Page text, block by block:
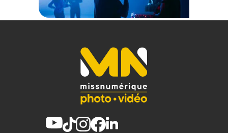
Vos précieuses optiques et votre matériel informatique
méritent une protection absolue lors de vos déplacements.
aux caprices météorologiques, cette superbe déclinaison
Urban Rust tire parti de tissus recyclés certifiés Bluesign
couplés à un traitement hydrofuge haute performance sans
PFAS. En cas d'averse torrentielle, la housse étanche aux
coutures scellées se déploie en quelques secondes pour
ériger une barrière impénétrable.
Caractéristiques du sac sling photo Think Tank